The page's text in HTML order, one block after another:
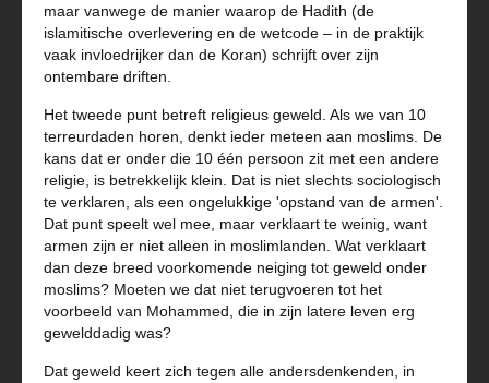
maar vanwege de manier waarop de Hadith (de
islamitische overlevering en de wetcode – in de praktijk
vaak invloedrijker dan de Koran) schrijft over zijn
ontembare driften.
Het tweede punt betreft religieus geweld. Als we van 10
terreurdaden horen, denkt ieder meteen aan moslims. De
kans dat er onder die 10 één persoon zit met een andere
religie, is betrekkelijk klein. Dat is niet slechts sociologisch
te verklaren, als een ongelukkige 'opstand van de armen'.
Dat punt speelt wel mee, maar verklaart te weinig, want
armen zijn er niet alleen in moslimlanden. Wat verklaart
dan deze breed voorkomende neiging tot geweld onder
moslims? Moeten we dat niet terugvoeren tot het
voorbeeld van Mohammed, die in zijn latere leven erg
gewelddadig was?
Dat geweld keert zich tegen alle andersdenkenden, in